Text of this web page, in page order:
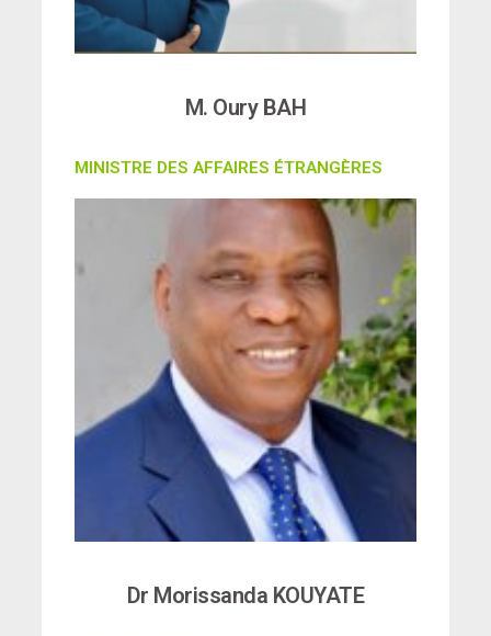
M. Oury BAH
MINISTRE DES AFFAIRES ÉTRANGÈRES
Dr Morissanda KOUYATE